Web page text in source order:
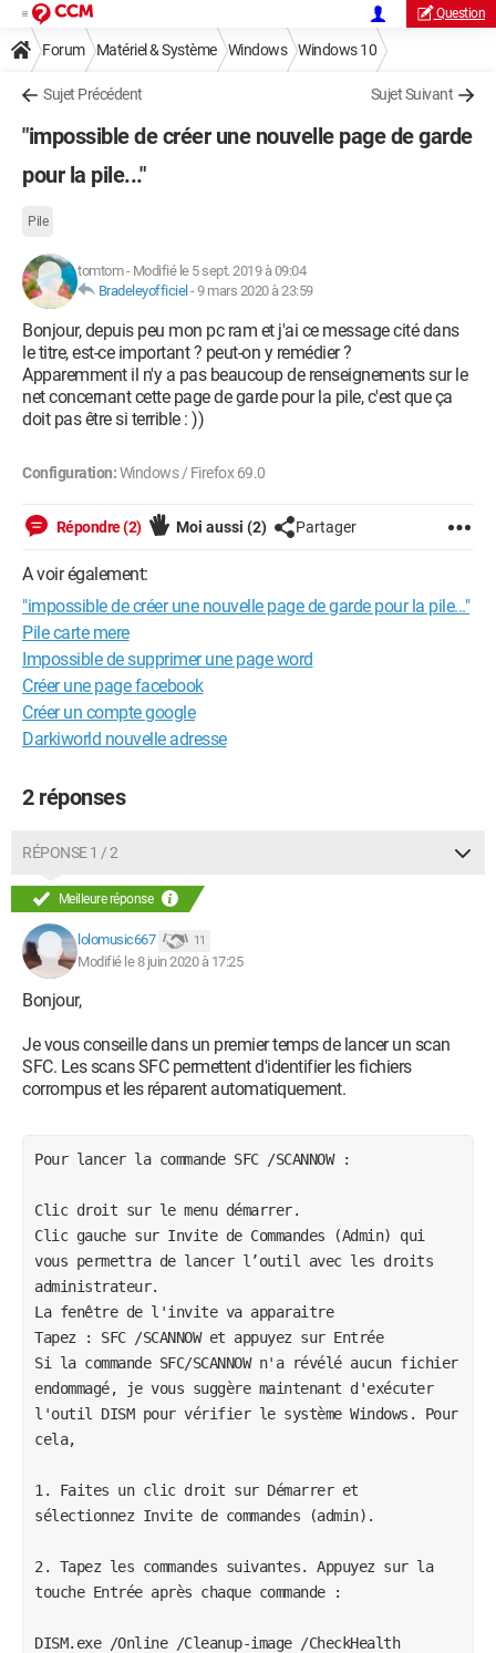
Question
Forum Matériel & Système Windows Windows 10
Sujet Précédent Sujet Suivant
"impossible de créer une nouvelle page de garde
pour la pile..."
Pile
tomtom- Modifié le 5 sept. 2019 à 09:04
Bradeleyofficiel -9 mars 2020 à 23:59
Bonjour, depuis peu mon pc ram et j'ai ce message cité dans
le titre, est-ce important ? peut-on y remédier ?
Apparemment il n'y a pas beaucoup de renseignements sur le
net concernant cette page de garde pour la pile, c'est que ça
doit pas être si terrible : ))
Configuration:Windows / Firefox 69.0
Répondre (2) Moi aussi (2) Partager
A voir également:
"impossible de créer une nouvelle page de garde pour la pile..."
Pile carte mere
Impossible de supprimer une page word
Créer une page facebook
Créer un compte google
Darkiworld nouvelle adresse
2 réponses
RÉPONSE 1 / 2
Meilleure réponse
lolomusic667 11
Modifié le 8 juin 2020 à 17:25
Bonjour,
Je vous conseille dans un premier temps de lancer un scan
SFC. Les scans SFC permettent d'identifier les fichiers
corrompus et les réparent automatiquement.
Pour lancer la commande SFC /SCANNOW :
Clic droit sur le menu démarrer.
Clic gauche sur Invite de Commandes (Admin) qui
vous permettra de lancer l’outil avec les droits
administrateur.
La fenêtre de l'invite va apparaitre
Tapez : SFC /SCANNOW et appuyez sur Entrée
Si la commande SFC/SCANNOW n'a révélé aucun fichier
endommagé, je vous suggère maintenant d'exécuter
l'outil DISM pour vérifier le système Windows. Pour
cela,
1. Faites un clic droit sur Démarrer et
sélectionnez Invite de commandes (admin).
2. Tapez les commandes suivantes. Appuyez sur la
touche Entrée après chaque commande :
DISM.exe /Online /Cleanup-image /CheckHealth